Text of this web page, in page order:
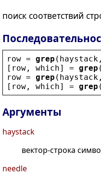
поиск соответствий
row = grep ( haystack
[ row , which] = grep (
row = grep ( haystack
[ row , which] = grep (
Аргументы
haystack
вектор-строка
needle